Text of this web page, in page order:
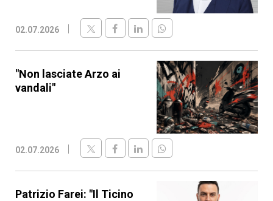
02.07.2026
"Non lasciate Arzo ai
vandali"
02.07.2026
Patrizio Farei: "Il Ticino